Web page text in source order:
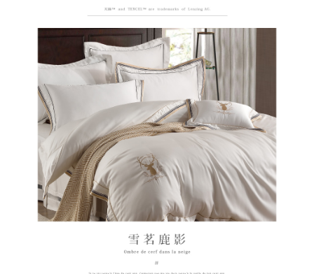
https://aftee.tw/terms/#terms3
３．未成年的使用者請事先徵得法定代理人或監護人之同意方可使用
「AFTEE先享後付」，若未經同意申辦者引起之損失，本公司不負相關責
４．使用「AFTEE先享後付」時，將依據個別帳號之用戶狀況，依本公司即
時審查核予不同之上限額度；若仍有額度不足之情形，本公司將視審查結果
請求用戶進行身份認證。
５．嚴禁一人註冊多個帳號或使用他人資訊註冊。若發現惡意使用之情形，
恩沛科技股份有限公司將有權停止該用戶之使用額度並採取法律行動。